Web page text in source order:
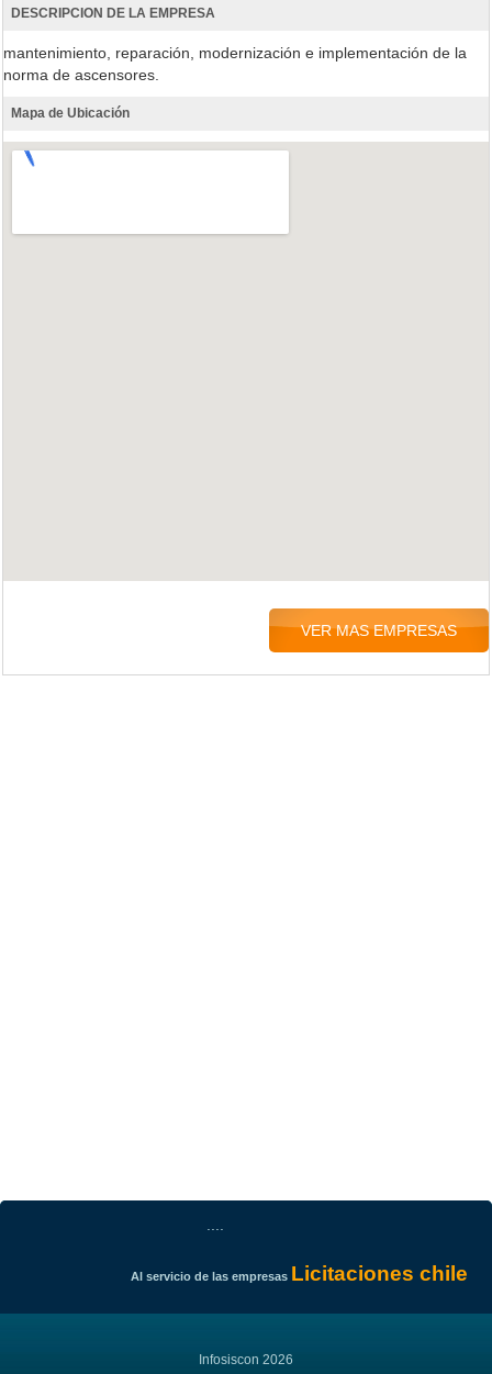
DESCRIPCION DE LA EMPRESA
mantenimiento, reparación, modernización e implementación de la
norma de ascensores.
Mapa de Ubicación
VER MAS EMPRESAS
Al servicio de las empresas Licitaciones chile
Infosiscon 2026